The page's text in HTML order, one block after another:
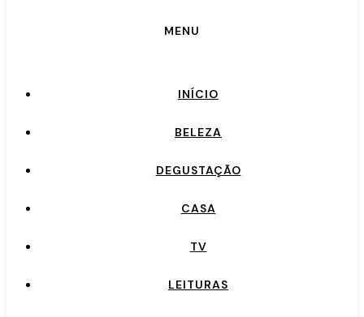
MENU
INÍCIO
BELEZA
DEGUSTAÇÃO
CASA
TV
LEITURAS